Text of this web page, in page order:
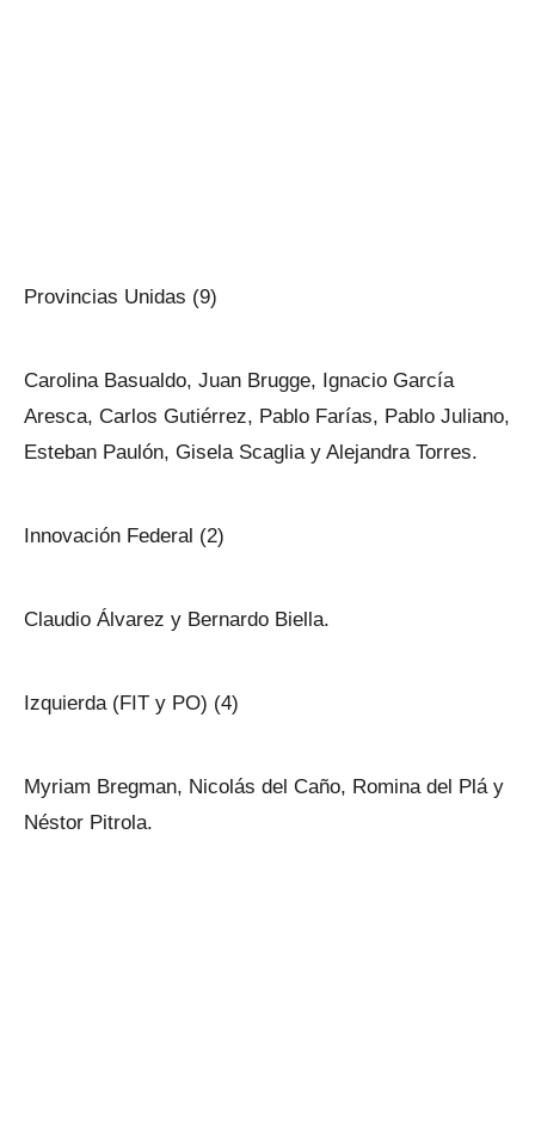
Provincias Unidas (9)
Carolina Basualdo, Juan Brugge, Ignacio García
Aresca, Carlos Gutiérrez, Pablo Farías, Pablo Juliano,
Esteban Paulón, Gisela Scaglia y Alejandra Torres.
Innovación Federal (2)
Claudio Álvarez y Bernardo Biella.
Izquierda (FIT y PO) (4)
Myriam Bregman, Nicolás del Caño, Romina del Plá y
Néstor Pitrola.